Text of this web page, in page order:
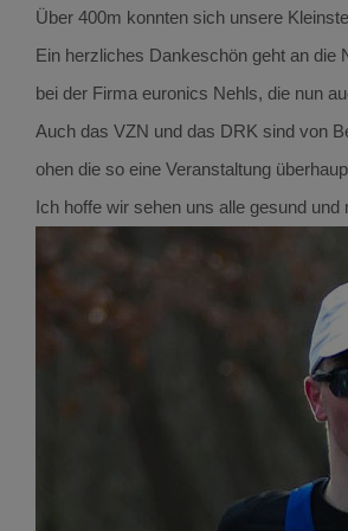
Über 400m konnten sich unsere
Ein herzliches Dankeschön geht an die
bei der Firma euronics Nehls, die nun
Auch das VZN und das DRK sind von
ohen die so eine Veranstaltung
Ich hoffe wir sehen uns alle gesund